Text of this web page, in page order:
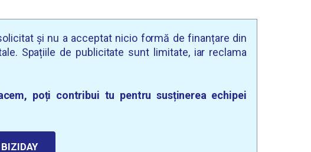
și nu a acceptat nicio formă de finanțare din
Spațiile de publicitate sunt limitate, iar reclama
poți contribui tu pentru susținerea echipei